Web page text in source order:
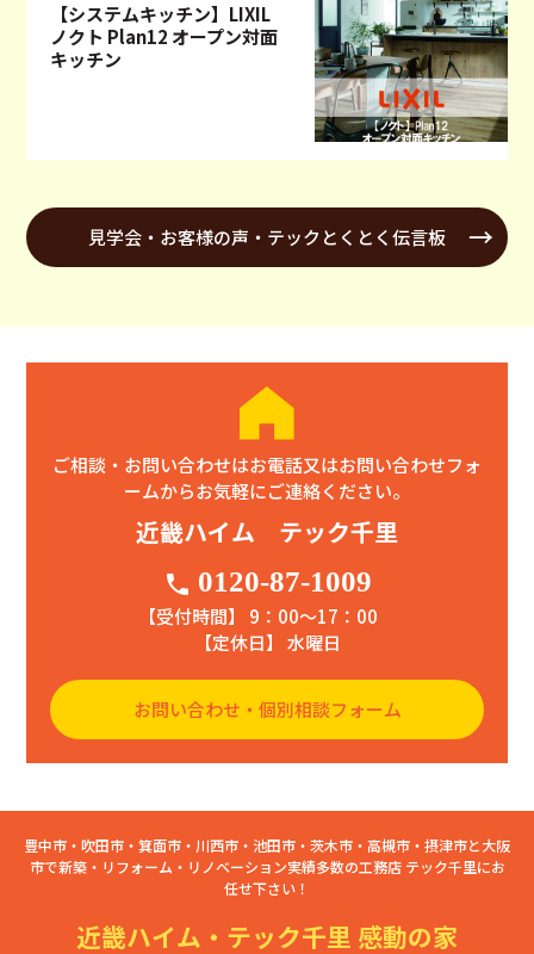
【システムキッチン】LIXIL
ノクト Plan12 オープン対面
キッチン
見学会・お客様の声・テックとくとく伝言板
ご相談・お問い合わせはお電話又はお問い合わせフォ
ームからお気軽にご連絡ください。
近畿ハイム テック千里
phone 0120-87-1009
【受付時間】 9：00〜17：00
【定休日】 水曜日
お問い合わせ・個別相談フォーム
豊中市・吹田市・箕面市・川西市・池田市・茨木市・高槻市・摂津市と大阪
市で新築・リフォーム・リノベーション実績多数の工務店 テック千里にお
任せ下さい！
近畿ハイム・テック千里 感動の家